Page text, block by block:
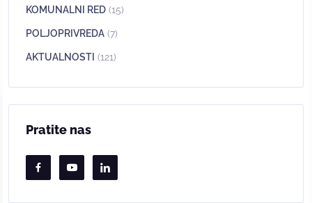
KOMUNALNI RED (15)
POLJOPRIVREDA (7)
AKTUALNOSTI (121)
Pratite nas